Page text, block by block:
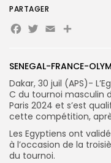
FR
SENEGAL-FRANCE-
Dakar, 30 juil (APS)-
C du tournoi masculin
Paris 2024 et s’est
cette compétition,
Les Egyptiens ont
à l’occasion de la
du tournoi.
PARTAGER
Facebook
Twitter
Email